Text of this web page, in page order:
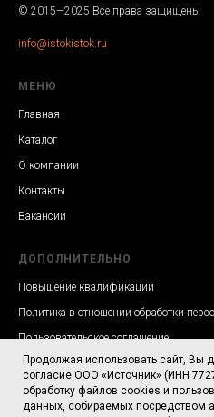
© 2015—2025 Все права защищены
info@istokistok.ru
МЕНЮ
Главная
Каталог
О компании
Контакты
Вакансии
ДОПОЛНИТЕЛЬНО
Повышение квалификации
Политика в отношении обработки
Пользовательское соглашение
Согласие на обработку персональных
Продолжая использовать сайт, Вы
согласие ООО «Источник» (ИНН
обработку файлов cookies и
данных, собираемых посредством